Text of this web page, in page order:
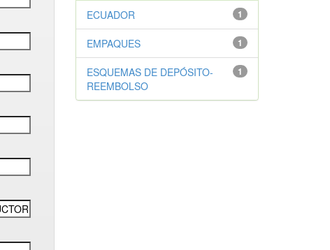
1
ECUADOR
1
EMPAQUES
1
ESQUEMAS DE DEPÓSITO-
REEMBOLSO